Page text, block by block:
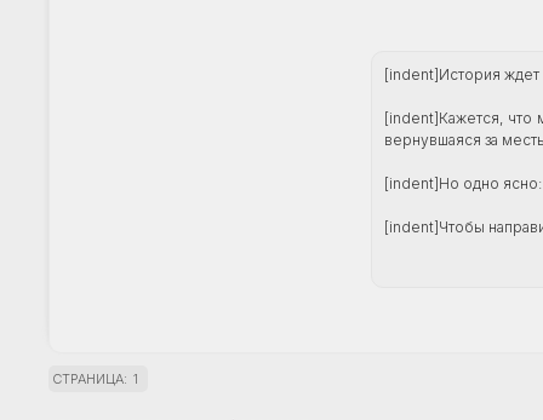
[indent]История ждет
[indent]Кажется, что
вернувшаяся за
[indent]Но одно
[indent]Чтобы
СТРАНИЦА: 1